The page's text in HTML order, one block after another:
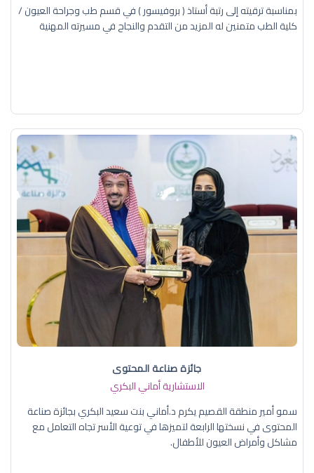
بمناسبة ترقيته إلى رتبة أستاذ ( بروفيسور ) في قسم طب وجراحة العيون /
كلية الطب متمنين له المزيد من التقدم والنجاح في مسيرته المهنية
جائزة صناعة المحتوى
الاستشارية أماني البكري
سمو أمير منطقة القصيم يكرم د.أماني بنت سعيد البكري بجائزة صناعة
المحتوى في نسختها الرابعة لتميزها في توعية الأسر تجاه التعامل مع
مشاكل وأمراض العيون للأطفال.